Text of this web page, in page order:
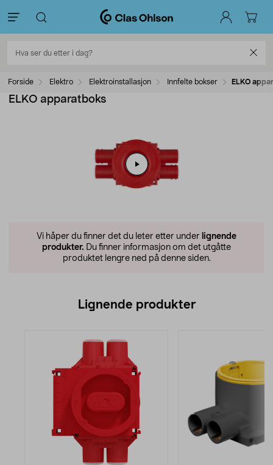
Forside Elektro Elektroinstallasjon Innfelte bokser ELKO
ELKO apparatboks
Vi håper du finner det du leter etter under lignende
produkter. Du finner informasjon om det utgåtte
produktet lengre ned på denne siden.
Lignende produkter